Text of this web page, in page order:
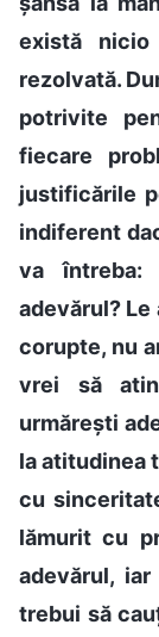
există
rezolvată.
potrivite
fiecare
justificările
indiferent
va întreba:
adevărul?
corupte, nu
vrei să
urmărești
la atitudinea
cu
lămurit cu
adevărul,
trebui să